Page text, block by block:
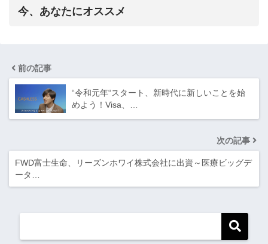
今、あなたにオススメ
前の記事
“令和元年“スタート、新時代に新しいことを始
めよう！Visa、…
次の記事
FWD富士生命、リーズンホワイ株式会社に出資～医療ビッグデ
ータ…